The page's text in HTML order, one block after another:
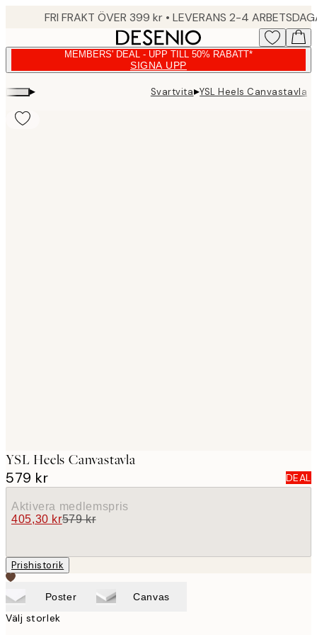
FRI FRAKT ÖVER 399 kr • LEVERANS 2-4
MEMBERS' DEAL - UPP TILL 50% RABATT*
SIGNA UPP
▸ Svartvita▸YSL Heels Canvastavla
YSL Heels Canvastavla
579 kr DEAL
Aktivera medlemspris
405,30 kr579 kr
Prishistorik
Poster Canvas
Välj storlek